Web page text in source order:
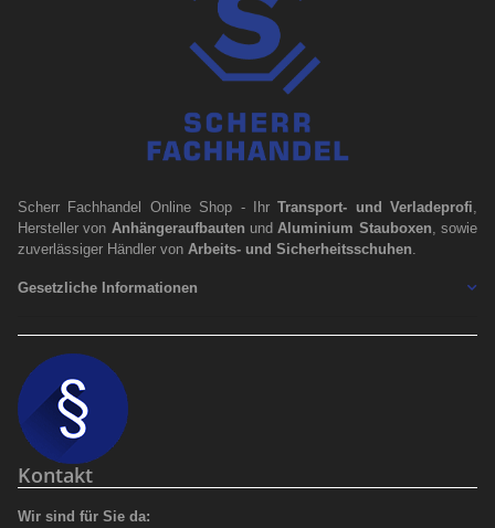
Scherr Fachhandel Online Shop - IhrTransport- und Verladeprofi,
Hersteller von Anhängeraufbauten und Aluminium Stauboxen, sowie
zuverlässiger Händler von Arbeits- und Sicherheitsschuhen.
Gesetzliche Informationen
Kontakt
Wir sind für Sie da: